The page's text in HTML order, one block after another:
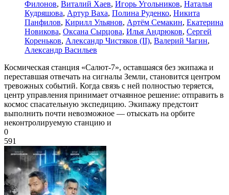
Филонов, Виталий Хаев, Игорь Угольников, Наталья
Кудряшова, Артур Ваха, Полина Руденко, Никита
Панфилов, Кирилл Ульянов, Артём Семакин, Екатерина
Новикова, Оксана Сырцова, Илья Андрюков, Сергей
Кореньков, Александр Чистяков (II), Валерий Чагин,
Александр Васильев
Космическая станция «Салют-7», оставшаяся без экипажа и
переставшая отвечать на сигналы Земли, становится центром
тревожных событий. Когда связь с ней полностью теряется,
центр управления принимает отчаянное решение: отправить в
космос спасательную экспедицию. Экипажу предстоит
выполнить почти невозможное — отыскать на орбите
неконтролируемую станцию и
0
591